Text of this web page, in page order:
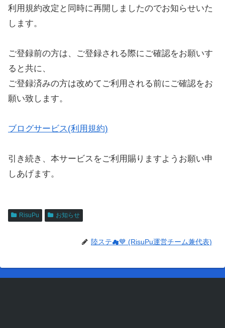
利用規約改定と同時に再開しましたのでお知らせいた
します。
ご登録前の方は、ご登録される際にご確認をお願いす
ると共に、
ご登録済みの方は改めてご利用される前にご確認をお
願い致します。
ブログサービス(利用規約)
引き続き、本サービスをご利用賜りますようお願い申
しあげます。
RisuPu お知らせ
陸ステ☁💙 (RisuPu運営チーム兼代表)